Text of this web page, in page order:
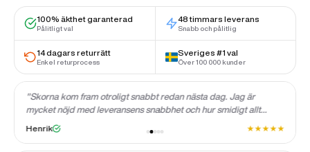
100% äkthet garanterad
Pålitligt val
48 timmars leverans
Snabb och pålitlig
14 dagars returrätt
Enkel returprocess
Sveriges #1 val
Över 100 000 kunder
"Skorna kom fram otroligt snabbt redan nästa dag. Jag är
mycket nöjd med leveransens snabbhet och hur smidigt allt
fungerade."
Henrik ★★★★★